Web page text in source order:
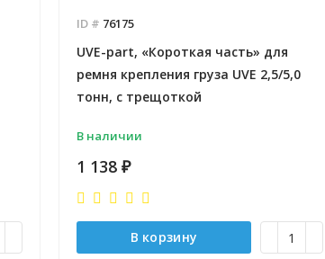
ID # 76175
UVE-part, «Короткая часть» для
ремня крепления груза UVE 2,5/5,0
тонн, с трещоткой
В наличии
1 138 ₽
В корзину